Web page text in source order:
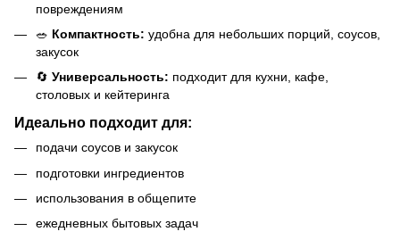
повреждениям
🥗 Компактность: удобна для небольших порций, соусов,
закусок
🔄 Универсальность: подходит для кухни, кафе,
столовых и кейтеринга
Идеально подходит для:
подачи соусов и закусок
подготовки ингредиентов
использования в общепите
ежедневных бытовых задач